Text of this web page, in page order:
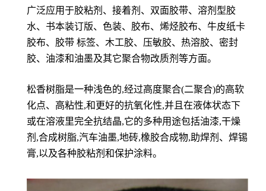
广泛应用于胶粘剂、接着剂、双面胶带、溶剂型胶
水、书本装订版、色装、胶布、烯烃胶布、牛皮纸卡
胶布、胶带 标签、木工胶、压敏胶、热溶胶、密封
胶、油漆和油墨及其它聚合物改质剂等方面。
松香树脂是一种浅色的,经过高度聚合(二聚合)的高软
化点、高粘性,和更好的抗氧化性,并且在液体状态下
或在溶液里完全抗结晶,它的多种用途包括油漆,干燥
剂,合成树脂,汽车油墨,地砖,橡胶合成物,助焊剂、焊锡
膏,以及各种胶粘剂和保护涂料。